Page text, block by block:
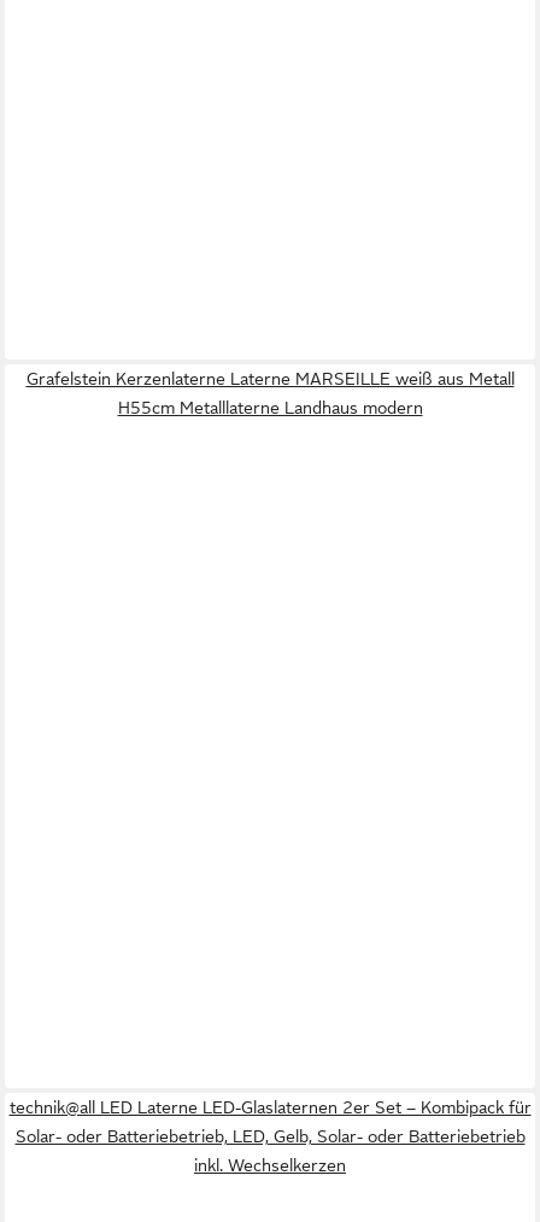
Grafelstein Kerzenlaterne Laterne MARSEILLE weiß aus Metall
H55cm Metalllaterne Landhaus modern
technik@all LED Laterne LED-Glaslaternen 2er Set – Kombipack für
Solar- oder Batteriebetrieb, LED, Gelb, Solar- oder Batteriebetrieb
inkl. Wechselkerzen